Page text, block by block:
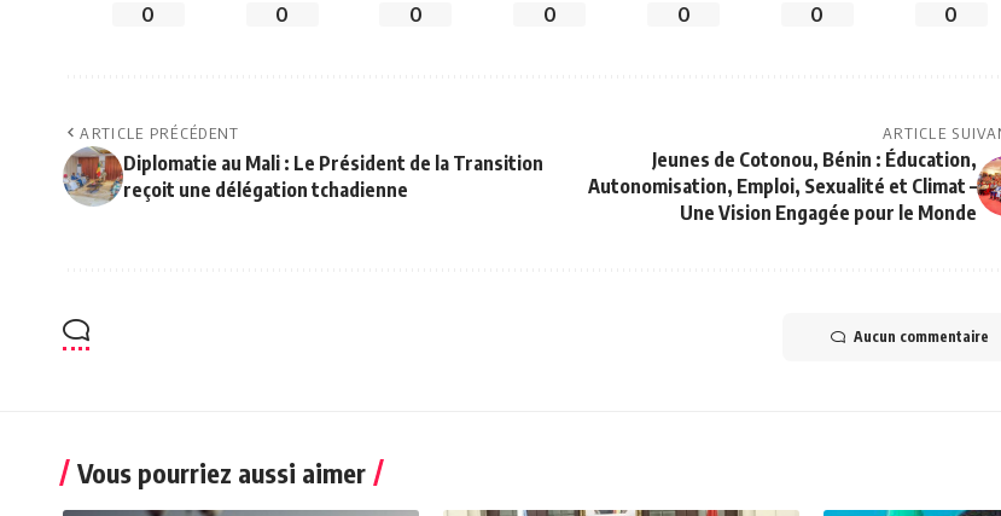
0 0 0 0 0 0 0
ARTICLE PRÉCÉDENT
Diplomatie au Mali : Le Président de la Transition
reçoit une délégation tchadienne
ARTICLE
Jeunes de Cotonou, Bénin : Éducation,
Autonomisation, Emploi, Sexualité et Climat –
Une Vision Engagée pour le Monde
Aucun commentaire
Vous pourriez aussi aimer